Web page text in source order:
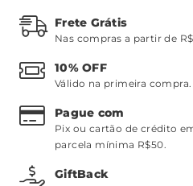
Frete Grátis
Nas compras a partir de
10% OFF
Válido na primeira
Pague com
Pix ou cartão de crédito
parcela mínima R$50.
GiftBack